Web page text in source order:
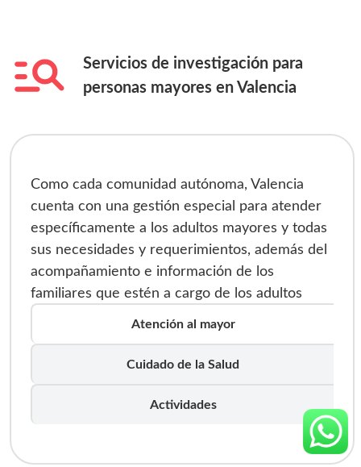
Servicios de investigación para
personas mayores en Valencia
Atención al mayor
Cuidado de la Salud
Actividades
Como cada comunidad autónoma, Valencia
cuenta con una gestión especial para atender
específicamente a los adultos mayores y todas
sus necesidades y requerimientos, además del
acompañamiento e información de los
familiares que estén a cargo de los adultos
integración del adulto mayor y ofrecerle
calidad de vida tanto a los ancianos como a sus
familiares, todo para que favorezca su
permanencia e integración en la sociedad.